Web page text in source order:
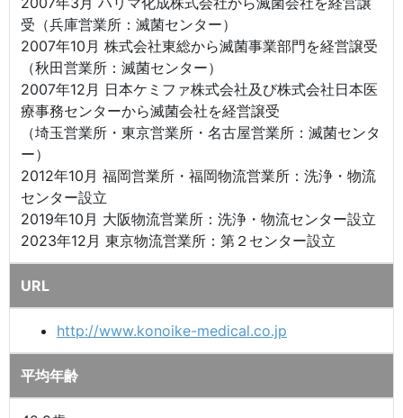
受（兵庫営業所：滅菌センター）
2007年10月 株式会社東総から滅菌事業部門を経営譲受
（秋田営業所：滅菌センター）
2007年12月 日本ケミファ株式会社及び株式会社日本医
療事務センターから滅菌会社を経営譲受
（埼玉営業所・東京営業所・名古屋営業所：滅菌センタ
ー）
2012年10月 福岡営業所・福岡物流営業所：洗浄・物流
センター設立
2019年10月 大阪物流営業所：洗浄・物流センター設立
2023年12月 東京物流営業所：第２センター設立
URL
http://www.konoike-medical.co.jp
平均年齢